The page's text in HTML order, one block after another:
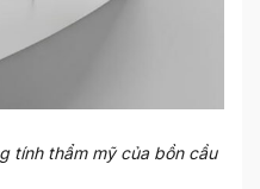
tính thẩm mỹ của bồn cầu